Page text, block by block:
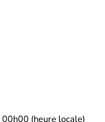
00h00 (heure locale)